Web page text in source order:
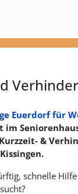
im
Kurzzeit- &
schnelle